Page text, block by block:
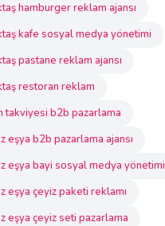
hamburger reklam ajansı
kafe sosyal medya yönetimi
pastane reklam ajansı
restoran reklam
takviyesi b2b pazarlama
eşya b2b pazarlama ajansı
eşya bayi sosyal medya yönetimi
eşya çeyiz paketi reklamı
eşya çeyiz seti pazarlama